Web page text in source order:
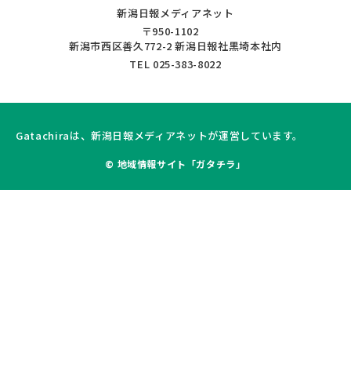
新潟日報メディアネット
〒950-1102
新潟市西区善久772-2 新潟日報社黒埼本社内
TEL 025-383-8022
Gatachiraは、新潟日報メディアネットが運営しています。
© 地域情報サイト「ガタチラ」